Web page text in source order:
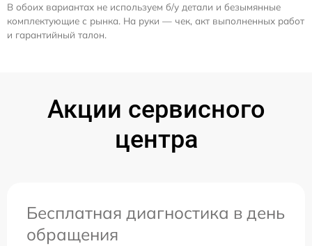
В обоих вариантах не используем б/у детали и безымянные
комплектующие с рынка. На руки — чек, акт выполненных работ
и гарантийный талон.
Акции сервисного
центра
Бесплатная диагностика в день
обращения